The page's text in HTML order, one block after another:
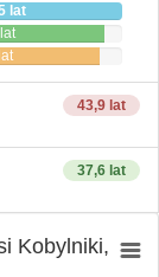
lat
43,9 lat
37,6 lat
Kobylniki,